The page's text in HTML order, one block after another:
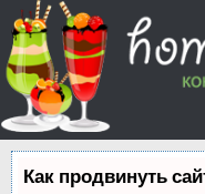
Как продвинуть